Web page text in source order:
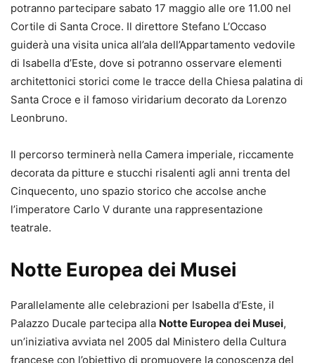
potranno partecipare sabato 17 maggio alle ore 11.00 nel
Cortile di Santa Croce. Il direttore Stefano L’Occaso
guiderà una visita unica all’ala dell’Appartamento vedovile
di Isabella d’Este, dove si potranno osservare elementi
architettonici storici come le tracce della Chiesa palatina di
Santa Croce e il famoso viridarium decorato da Lorenzo
Leonbruno.
Il percorso terminerà nella Camera imperiale, riccamente
decorata da pitture e stucchi risalenti agli anni trenta del
Cinquecento, uno spazio storico che accolse anche
l’imperatore Carlo V durante una rappresentazione
teatrale.
Notte Europea dei Musei
Parallelamente alle celebrazioni per Isabella d’Este, il
Palazzo Ducale partecipa alla Notte Europea dei Musei,
un’iniziativa avviata nel 2005 dal Ministero della Cultura
francese con l’obiettivo di promuovere la conoscenza del